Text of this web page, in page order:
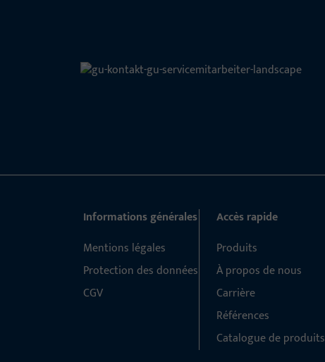
Informations générales
Mentions légales
Protection des données
CGV
Accès rapide
Produits
À propos de nous
Carrière
Références
Catalogue de produits